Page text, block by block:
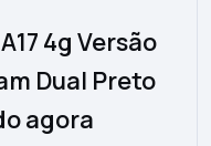
4g Versão
Dual Preto
agora